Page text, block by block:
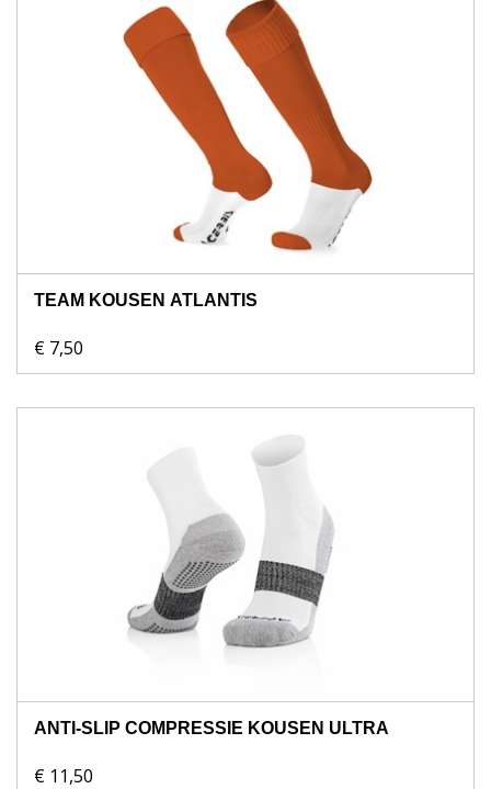
TEAM KOUSEN ATLANTIS
€ 7,50
ANTI-SLIP COMPRESSIE KOUSEN ULTRA
€ 11,50